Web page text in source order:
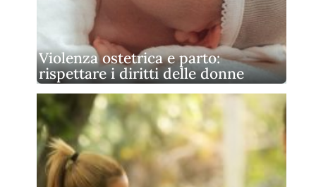
Violenza ostetrica e parto:
rispettare i diritti delle donne